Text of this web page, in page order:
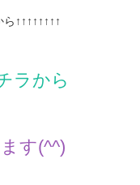
↑↑↑↑↑↑↑↑
ラから
す(^^)